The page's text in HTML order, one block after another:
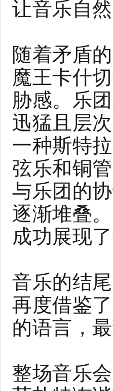
让音乐自然
随着矛盾
魔王卡什
胁感。乐
迅猛且层
一种斯特
弦乐和铜
与乐团的
逐渐堆叠
成功展现
音乐的结
再度借鉴
的语言，
整场音乐